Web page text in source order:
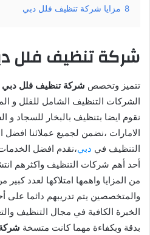
8 مزايا شركة تنظيف فلل دبي
شركة تنظيف فلل
تتميز وتخصص شركة تنظيف فلل دبي
الشركات التنظيف الشامل للفلل و
نقوم ايضا بتنظيف بالبخار للسجاد و
الامارات ،نضمن لجميع عملائنا
التنظيف في دبي،نقدم افضل
أحد أهم شركات التنظيف واكثرهم
من المزايا واهمها امتلاكها لعدد كبير
والمتخصصين يتم تدريبهم دائما على
الخبرة الكافية في مجال التنظيف
بدقة وبكفاءة مهما كانت متسخة